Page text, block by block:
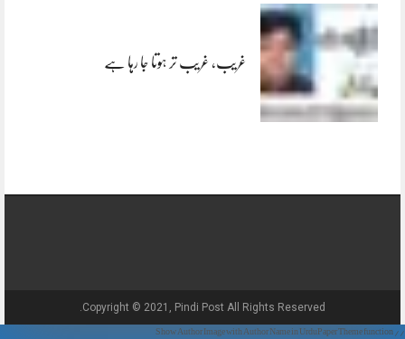
غریب، غریب تر ہوتا جا رہا ہے
Copyright © 2021, Pindi Post All Rights Reserved.
// Show Author Image with Author Name in UrduPaper Theme function